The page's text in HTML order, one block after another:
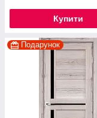
Купити
Подарунок